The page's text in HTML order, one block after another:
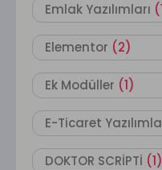
Emlak Yazılımları
Elementor (2)
Ek Modüller (1)
E-Ticaret
DOKTOR SCRİPTİ (1)